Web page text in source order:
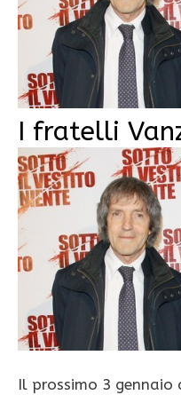
I fratelli
Il prossimo 3 gennaio